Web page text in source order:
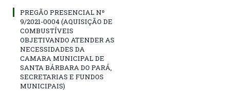
PREGÃO PRESENCIAL Nº
9/2021-0004 (AQUISIÇÃO DE
COMBUSTÍVEIS
OBJETIVANDO ATENDER AS
NECESSIDADES DA
CAMARA MUNICIPAL DE
SANTA BÁRBARA DO PARÁ,
SECRETARIAS E FUNDOS
MUNICIPAIS)